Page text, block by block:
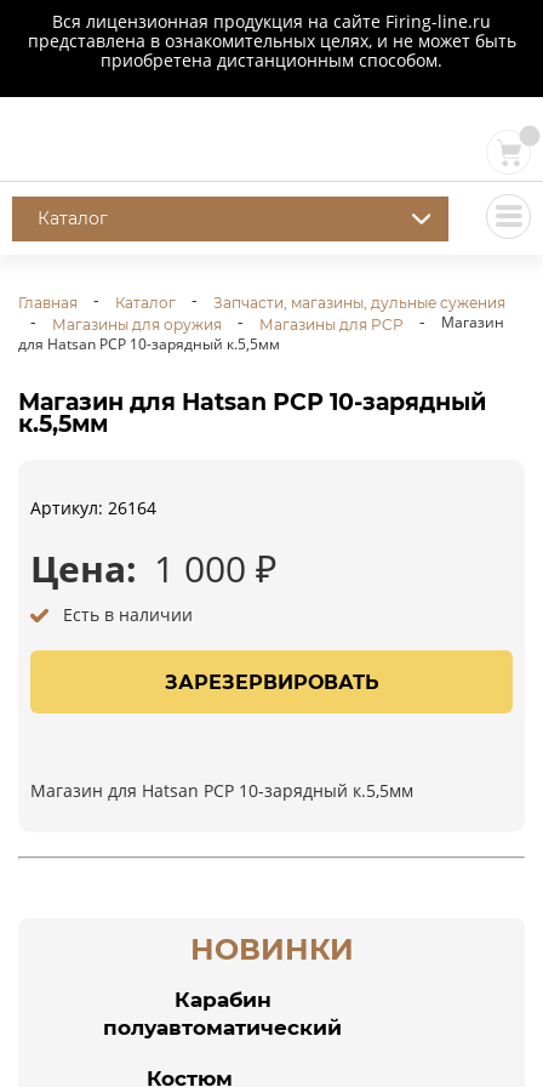
Вся лицензионная продукция на сайте Firing-line.ru
представлена в ознакомительных целях, и не может быть
приобретена дистанционным способом.
Каталог
Главная Каталог
Запчасти, магазины, дульные сужения
Магазины для оружия
Магазины для PCP
Магазин
для Hatsan РСР 10-зарядный к.5,5мм
Магазин для Hatsan РСР 10-зарядный
к.5,5мм
Артикул: 26164
Цена:
Есть в наличии
ЗАРЕЗЕРВИРОВАТЬ
1 000 ₽
Магазин для Hatsan РСР 10-зарядный к.5,5мм
НОВИНКИ
Карабин
полуавтоматический
Костюм